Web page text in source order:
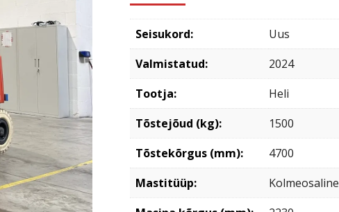
Seisukord:
Uus
Valmistatud:
2024
Tootja:
Heli
Tõstejõud (kg):
1500
Tõstekõrgus (mm):
4700
Mastitüüp:
Kolmeosaline